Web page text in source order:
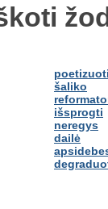
šaliko
išsprogti
neregys
dailė